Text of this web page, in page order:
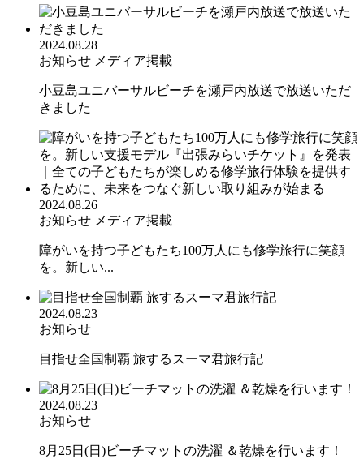
2024.08.28
お知らせ メディア掲載
小豆島ユニバーサルビーチを瀬戸内放送で放送いただ
きました
2024.08.26
お知らせ メディア掲載
障がいを持つ子どもたち100万人にも修学旅行に笑顔
を。新しい...
2024.08.23
お知らせ
目指せ全国制覇 旅するスーマ君旅行記
2024.08.23
お知らせ
8月25日(日)ビーチマットの洗濯 ＆乾燥を行います！